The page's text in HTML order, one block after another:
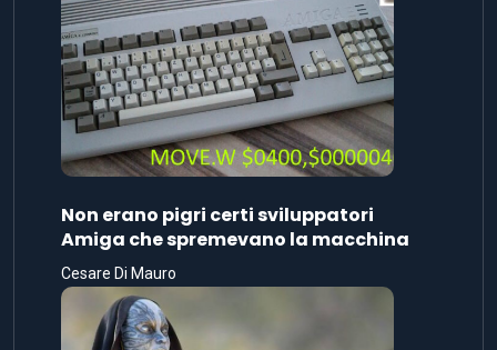
Non erano pigri certi sviluppatori
Amiga che spremevano la macchina
Cesare Di Mauro